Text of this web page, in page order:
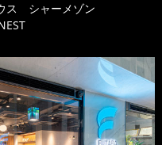
ス シャーメゾン